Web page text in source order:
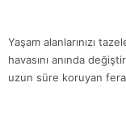
Yaşam alanlarınızı
havasını anında
uzun süre koruyan